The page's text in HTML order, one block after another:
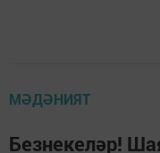
МӘДӘНИЯТ
Безнекеләр!